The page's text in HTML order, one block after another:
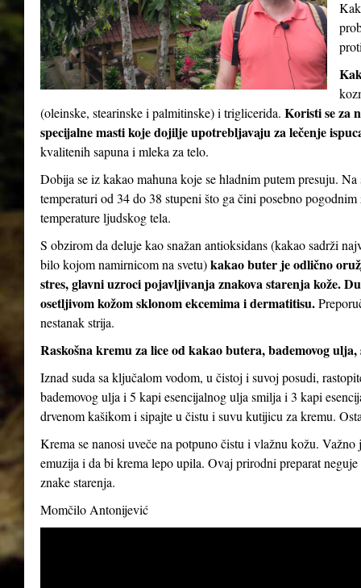
(oleinske, stearinske i palmitinske) i triglicerida. Koristi se za
specijalne masti koje dojilje upotrebljavaju za lečenje
kvalitenih sapuna i mleka za telo.
Dobija se iz kakao mahuna koje se hladnim putem presuju.
temperaturi od 34 do 38 stupeni što ga čini posebno
temperature ljudskog tela.
S obzirom da deluje kao snažan antioksidans (kakao sadrži
bilo kojom namirnicom na svetu)kakao buter je odlično
stres, glavni uzroci pojavljivanja znakova starenja kože.
osetljivom kožom sklonom ekcemima i dermatitisu.
nestanak strija.
Raskošna kremu za lice od kakao butera, bademovog
Iznad suda sa ključalom vodom, u čistoj i suvoj posudi,
bademovog ulja i 5 kapi esencijalnog ulja smilja i 3 kapi
drvenom kašikom i sipajte u čistu i suvu kutijicu za kremu.
Krema se nanosi uveče na potpuno čistu i vlažnu kožu.
emuzija i da bi krema lepo upila. Ovaj prirodni preparat
znake starenja.
Momčilo Antonijević